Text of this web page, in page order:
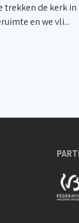
trekken de kerk
en we vli...